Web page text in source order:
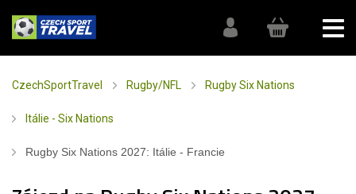
CzechSportTravel Rugby/NFL Rugby Six Nations
Itálie - Six Nations
Rugby Six Nations 2027: Itálie - Francie